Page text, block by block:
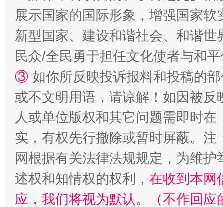
揭批美国五大"原罪" "炒
展示国家的国际形象，增强国家
新型国家、建设和谐社会、和谐
民众/全民勇于担任文化使者与和
③ 如你所反映投诉报料和投稿的
或不文明用语，请谅解！如因被
人或单位版权和其它问题需即时在
实，有权先行撤除或暂时屏蔽。
网根据有关法律法规规定，为维
述权和知情权的权利， 在收到本网
应，我们将视为默认。（不作回应